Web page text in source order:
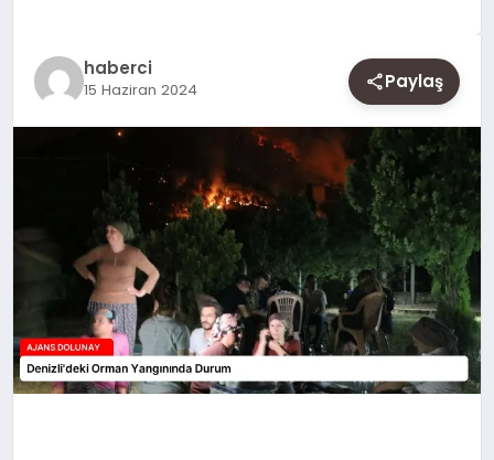
MAGAZIN
YAŞAM
haberci
15 Haziran 2024 Paylaş